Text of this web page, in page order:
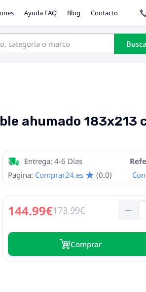
Ayuda FAQ Blog Contacto
ahumado 183x213
Entrega: 4-6 Días
Pagina: Comprar24.es (0.0)
144.99€173.99€
Сomprar